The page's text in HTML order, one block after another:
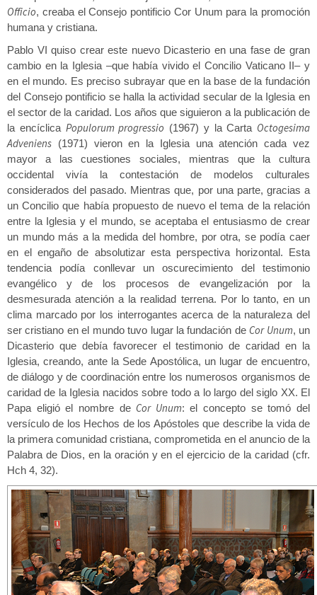
Officio, creaba el Consejo pontificio Cor Unum para la promoción
humana y cristiana.
Pablo VI quiso crear este nuevo Dicasterio en una fase de gran
cambio en la Iglesia –que había vivido el Concilio Vaticano II– y
en el mundo. Es preciso subrayar que en la base de la fundación
del Consejo pontificio se halla la actividad secular de la Iglesia en
el sector de la caridad. Los años que siguieron a la publicación de
la encíclica Populorum progressio (1967) y la Carta Octogesima
Adveniens (1971) vieron en la Iglesia una atención cada vez
mayor a las cuestiones sociales, mientras que la cultura
occidental vivía la contestación de modelos culturales
considerados del pasado. Mientras que, por una parte, gracias a
un Concilio que había propuesto de nuevo el tema de la relación
entre la Iglesia y el mundo, se aceptaba el entusiasmo de crear
un mundo más a la medida del hombre, por otra, se podía caer
en el engaño de absolutizar esta perspectiva horizontal. Esta
tendencia podía conllevar un oscurecimiento del testimonio
evangélico y de los procesos de evangelización por la
desmesurada atención a la realidad terrena. Por lo tanto, en un
clima marcado por los interrogantes acerca de la naturaleza del
ser cristiano en el mundo tuvo lugar la fundación de Cor Unum, un
Dicasterio que debía favorecer el testimonio de caridad en la
Iglesia, creando, ante la Sede Apostólica, un lugar de encuentro,
de diálogo y de coordinación entre los numerosos organismos de
caridad de la Iglesia nacidos sobre todo a lo largo del siglo XX. El
Papa eligió el nombre de Cor Unum: el concepto se tomó del
versículo de los Hechos de los Apóstoles que describe la vida de
la primera comunidad cristiana, comprometida en el anuncio de la
Palabra de Dios, en la oración y en el ejercicio de la caridad (cfr.
Hch 4, 32).